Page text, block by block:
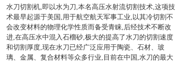
水刀切割机,即以水为刀,本名高压水射流切割技术,这项技
术最早起源于美国,用于航空航天军事工业,以其冷切割不
会改变材料的物理化学性质而备受青睐,后经技术不断改
进,在高压水中混入石榴砂,极大的提高了水刀的切割速度
和切割厚度,现在水刀已经广泛应用于陶瓷、石材、玻
璃、金属、复合材料等众多行业,目前在中国,水刀的最大